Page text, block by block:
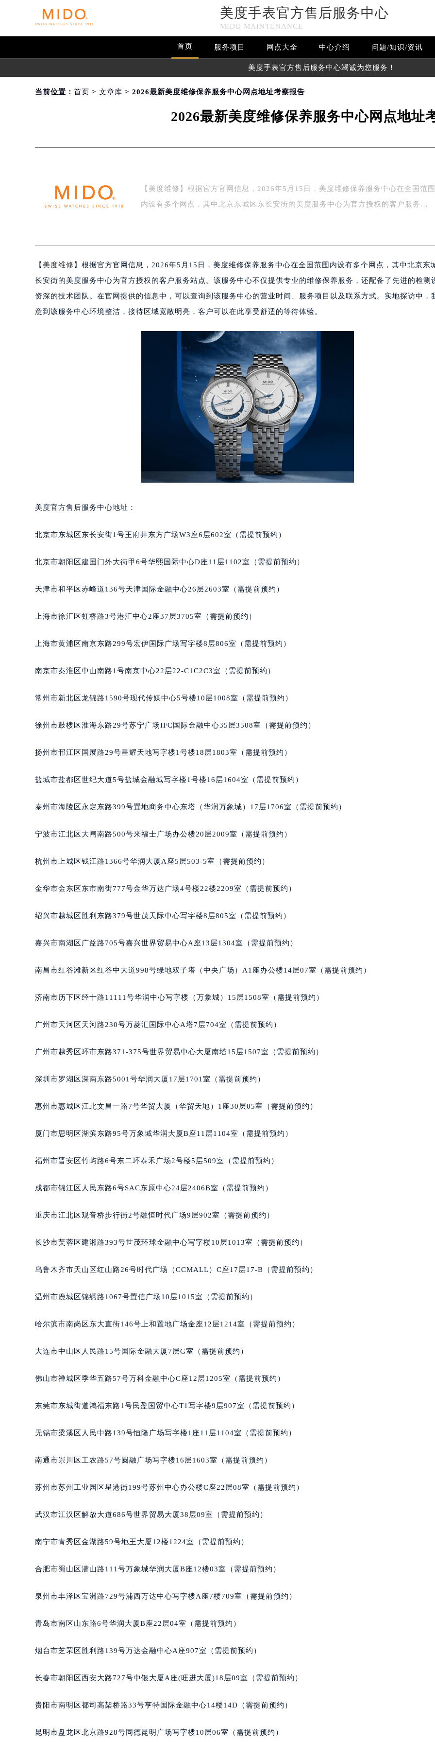
美度手表官方售后服务中心
MIDO MAINTENANCE
首页 服务项目 网点大全 中心介绍 问题/知识/资讯
美度手表官方售后服务中心竭诚为您服务！
当前位置： 首页 > 文章库 > 2026最新美度维修保养服务中心网点地址考察报告
2026最新美度维修保养服务中心网点地址
【美度维修】根据官方官网信息，2026年5月15日，美度维修保养服务中心在全国范
内设有多个网点，其中北京东城区东长安街的美度服务中心为官方授权的客户服务…
【 美度维修 】根据官方官网信息，2026年5月15日，美度维修保养服务中心在全国范围内设有多个网点，其中北京东
长安街的美度服务中心为官方授权的客户服务站点。该服务中心不仅提供专业的维修保养服务，还配备了先进的检测
资深的技术团队。在官网提供的信息中，可以查询到该服务中心的营业时间、服务项目以及联系方式。实地探访中，
意到该服务中心环境整洁，接待区域宽敞明亮，客户可以在此享受舒适的等待体验。
美度官方售后服务中心地址：
北京市东城区东长安街1号王府井东方广场W3座6层602室（需提前预约）
北京市朝阳区建国门外大街甲6号华熙国际中心D座11层1102室（需提前预约）
天津市和平区赤峰道136号天津国际金融中心26层2603室（需提前预约）
上海市徐汇区虹桥路3号港汇中心2座37层3705室（需提前预约）
上海市黄浦区南京东路299号宏伊国际广场写字楼8层806室（需提前预约）
南京市秦淮区中山南路1号南京中心22层22-C1C2C3室（需提前预约）
常州市新北区龙锦路1590号现代传媒中心5号楼10层1008室（需提前预约）
徐州市鼓楼区淮海东路29号苏宁广场IFC国际金融中心35层3508室（需提前预约）
扬州市邗江区国展路29号星耀天地写字楼1号楼18层1803室（需提前预约）
盐城市盐都区世纪大道5号盐城金融城写字楼1号楼16层1604室（需提前预约）
泰州市海陵区永定东路399号置地商务中心东塔（华润万象城）17层1706室（需提前预约）
宁波市江北区大闸南路500号来福士广场办公楼20层2009室（需提前预约）
杭州市上城区钱江路1366号华润大厦A座5层503-5室（需提前预约）
金华市金东区东市南街777号金华万达广场4号楼22楼2209室（需提前预约）
绍兴市越城区胜利东路379号世茂天际中心写字楼8层805室（需提前预约）
嘉兴市南湖区广益路705号嘉兴世界贸易中心A座13层1304室（需提前预约）
南昌市红谷滩新区红谷中大道998号绿地双子塔（中央广场）A1座办公楼14层07室（需提前预约）
济南市历下区经十路11111号华润中心写字楼（万象城）15层1508室（需提前预约）
广州市天河区天河路230号万菱汇国际中心A塔7层704室（需提前预约）
广州市越秀区环市东路371-375号世界贸易中心大厦南塔15层1507室（需提前预约）
深圳市罗湖区深南东路5001号华润大厦17层1701室（需提前预约）
惠州市惠城区江北文昌一路7号华贸大厦（华贸天地）1座30层05室（需提前预约）
厦门市思明区湖滨东路95号万象城华润大厦B座11层1104室（需提前预约）
福州市晋安区竹屿路6号东二环泰禾广场2号楼5层509室（需提前预约）
成都市锦江区人民东路6号SAC东原中心24层2406B室（需提前预约）
重庆市江北区观音桥步行街2号融恒时代广场9层902室（需提前预约）
长沙市芙蓉区建湘路393号世茂环球金融中心写字楼10层1013室（需提前预约）
乌鲁木齐市天山区红山路26号时代广场（CCMALL）C座17层17-B（需提前预约）
温州市鹿城区锦绣路1067号置信广场10层1015室（需提前预约）
哈尔滨市南岗区东大直街146号上和置地广场金座12层1214室（需提前预约）
大连市中山区人民路15号国际金融大厦7层G室（需提前预约）
佛山市禅城区季华五路57号万科金融中心C座12层1205室（需提前预约）
东莞市东城街道鸿福东路1号民盈国贸中心T1写字楼9层907室（需提前预约）
无锡市梁溪区人民中路139号恒隆广场写字楼1座11层1104室（需提前预约）
南通市崇川区工农路57号圆融广场写字楼16层1603室（需提前预约）
苏州市苏州工业园区星港街199号苏州中心办公楼C座22层08室（需提前预约）
武汉市江汉区解放大道686号世界贸易大厦38层09室（需提前预约）
南宁市青秀区金湖路59号地王大厦12楼1224室（需提前预约）
合肥市蜀山区潜山路111号万象城华润大厦B座12楼03室（需提前预约）
泉州市丰泽区宝洲路729号浦西万达中心写字楼A座7楼709室（需提前预约）
青岛市南区山东路6号华润大厦B座22层04室（需提前预约）
烟台市芝罘区胜利路139号万达金融中心A座907室（需提前预约）
长春市朝阳区西安大路727号中银大厦A座(旺进大厦)18层09室（需提前预约）
贵阳市南明区都司高架桥路33号亨特国际金融中心14楼14D（需提前预约）
昆明市盘龙区北京路928号同德昆明广场写字楼10层06室（需提前预约）